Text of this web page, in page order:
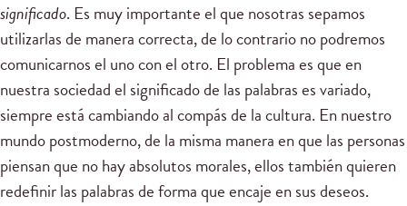
significado. Es muy importante el que nosotras sepamos
utilizarlas de manera correcta, de lo contrario no podremos
comunicarnos el uno con el otro. El problema es que en
nuestra sociedad el significado de las palabras es variado,
siempre está cambiando al compás de la cultura. En nuestro
mundo postmoderno, de la misma manera en que las personas
piensan que no hay absolutos morales, ellos también quieren
redefinir las palabras de forma que encaje en sus deseos.